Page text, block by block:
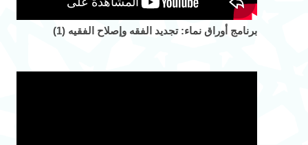
برنامج أوراق نماء: تجديد الفقه وإصلاح الفقيه (1)